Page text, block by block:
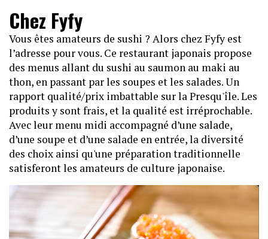
Chez Fyfy
Vous êtes amateurs de sushi ? Alors chez Fyfy est
l’adresse pour vous. Ce restaurant japonais propose
des menus allant du sushi au saumon au maki au
thon, en passant par les soupes et les salades. Un
rapport qualité/prix imbattable sur la Presqu'île. Les
produits y sont frais, et la qualité est irréprochable.
Avec leur menu midi accompagné d’une salade,
d’une soupe et d’une salade en entrée, la diversité
des choix ainsi qu'une préparation traditionnelle
satisferont les amateurs de culture japonaise.